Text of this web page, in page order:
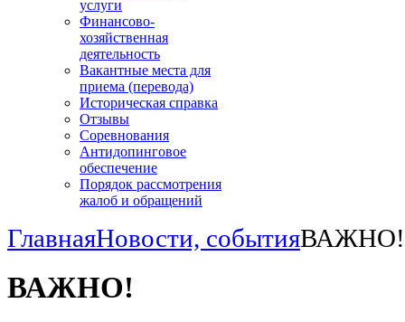
услуги
Финансово-
хозяйственная
деятельность
Вакантные места для
приема (перевода)
Историческая справка
Отзывы
Соревнования
Антидопинговое
обеспечение
Порядок рассмотрения
жалоб и обращений
ГлавнаяНовости, событияВАЖНО!
ВАЖНО!